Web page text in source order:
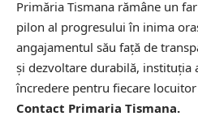
Primăria Tismana rămâne un
pilon al progresului în inima
angajamentul său față de
și dezvoltare durabilă, instituția
încredere pentru fiecare
Contact Primaria Tismana.